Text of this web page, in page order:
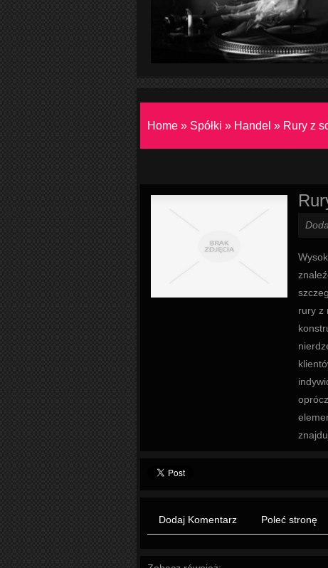
Home » Spółki » Handel » Rury z
rury z
Dodaj Komentarz Poleć stronę